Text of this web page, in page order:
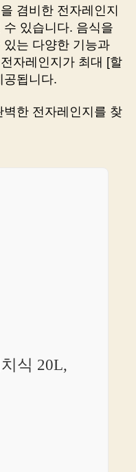
빠
르
게
맛
있
는
리!
겸비한 전자레인지
있습니다. 음식을
는 다양한 기능과
자레인지가 최대 [할
공됩니다.
한 전자레인지를 찾
식 20L,